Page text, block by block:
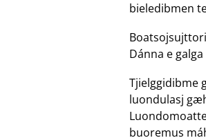
bieledibmen
Dánna e
Tjielggidibme
luondulasj
buoremus